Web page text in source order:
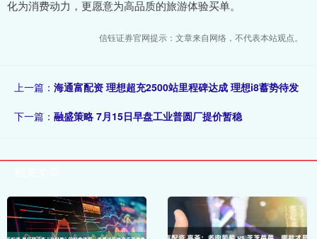
化为消费动力，更愿意为高品质的旅游体验买单。
信钰证券官网提示：文章来自网络，不代表本站观点。
上一篇： 海通富配资 理想超充2500站里程碑达成 理想i8蓄势待发
下一篇： 融盛策略 7月15日早盘工业普圆厂提价暂稳